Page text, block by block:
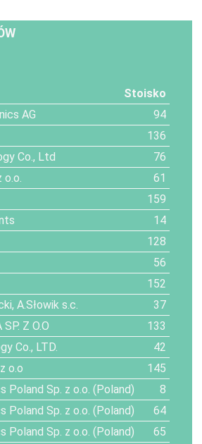
Stoisko
AG
94
136
Co., Ltd
76
61
159
14
128
56
152
A.Słowik s.c.
37
Z O.O
133
Co., LTD.
42
o.o
145
Poland Sp. z o.o. (Poland)
8
Poland Sp. z o.o. (Poland)
64
Poland Sp. z o.o. (Poland)
65